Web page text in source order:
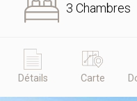
3 Chambres
Détails Carte